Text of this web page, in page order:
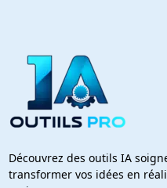
Découvrez des outils IA
transformer vos idées en